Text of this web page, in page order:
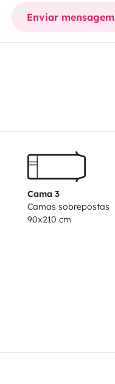
ABS,
clean
Enviar mensagem
Cama 3
Camas sobrepostas
90x210 cm